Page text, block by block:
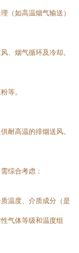
（如高温烟气输送）
、烟气循环及冷却。
等。
耐高温的排烟送风。
综合考虑：
温度、介质成分（是
气体等级和温度组